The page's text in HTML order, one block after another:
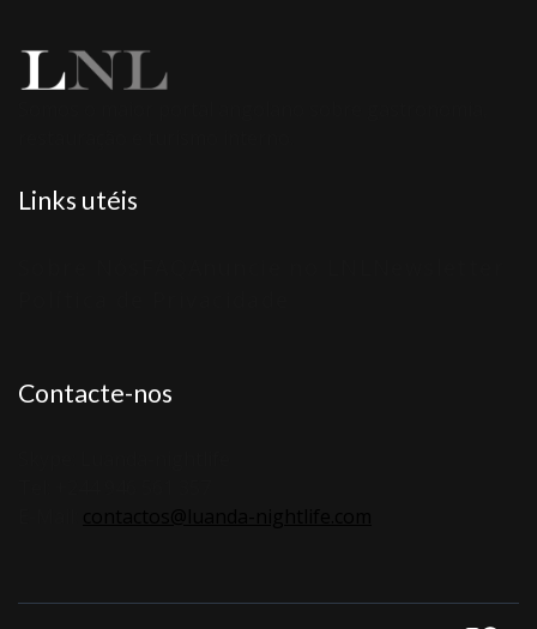
Links utéis
Contacte-nos